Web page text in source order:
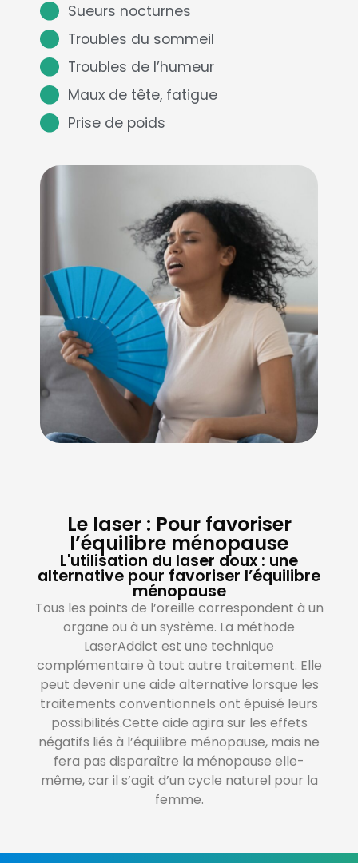
Sueurs nocturnes
Troubles du sommeil
Troubles de l’humeur
Maux de tête, fatigue
Prise de poids
Le laser : Pour favoriser
l’équilibre ménopause
L'utilisation du laser doux : une
alternative pour favoriser l’équilibre
ménopause
Tous les points de l’oreille correspondent à un
organe ou à un système. La méthode
LaserAddict est une technique
complémentaire à tout autre traitement. Elle
peut devenir une aide alternative lorsque les
traitements conventionnels ont épuisé leurs
possibilités.Cette aide agira sur les effets
négatifs liés à l’équilibre ménopause, mais ne
fera pas disparaître la ménopause elle-
même, car il s’agit d’un cycle naturel pour la
femme.